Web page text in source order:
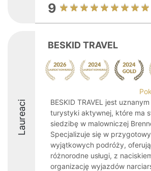
9
Laureaci
BESKID TRAVEL
BESKID TRAVEL jest
turystyki aktywnej, które ma
siedzibę w malowniczej
Specjalizuje się w
wyjątkowych podróży,
różnorodne usługi, z
organizację wyjazdów